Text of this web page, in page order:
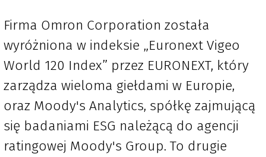
Firma Omron Corporation została
wyróżniona w indeksie „Euronext Vigeo
World 120 Index” przez EURONEXT, który
zarządza wieloma giełdami w Europie,
oraz Moody's Analytics, spółkę zajmującą
się badaniami ESG należącą do agencji
ratingowej Moody's Group. To drugie